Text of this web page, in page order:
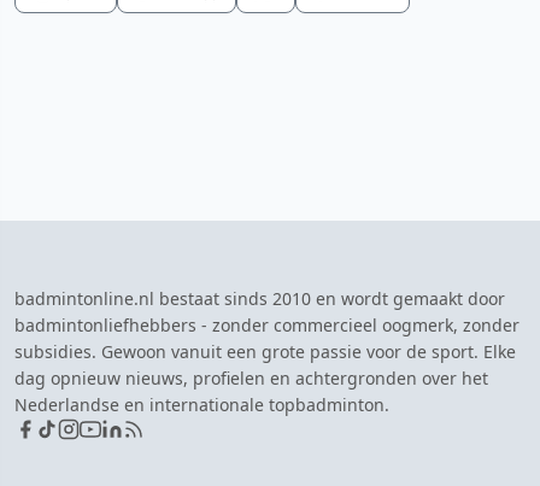
badmintonline.nl bestaat sinds 2010 en wordt gemaakt door
badmintonliefhebbers - zonder commercieel oogmerk, zonder
subsidies. Gewoon vanuit een grote passie voor de sport. Elke
dag opnieuw nieuws, profielen en achtergronden over het
Nederlandse en internationale topbadminton.